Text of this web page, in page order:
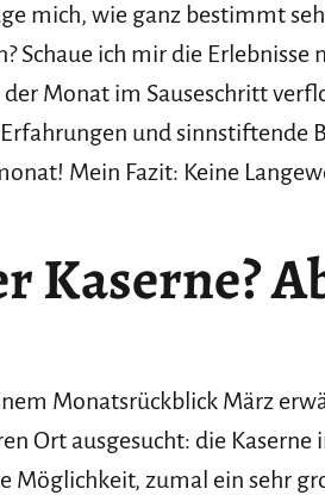
mich, wie ganz bestimmt
Schaue ich mir die Erlebnisse
Monat im Sauseschritt
und sinnstiftende
Mein Fazit: Keine
Kaserne?
Monatsrückblick März
Ort ausgesucht: die Kaserne
Möglichkeit, zumal ein sehr